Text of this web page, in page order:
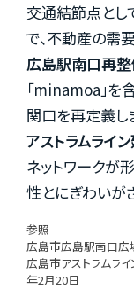
交通結節点とし
で、不動産の需
広島駅南口再整
「minamoa」
関口を再定義し
アストラムライン
ネットワークが
性とにぎわいが
参照
広島市広島駅南口
広島市アストラムラ
年2月20日